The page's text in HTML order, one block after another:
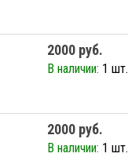
2000 руб.
В наличии: 1 шт.
2000 руб.
В наличии: 1 шт.